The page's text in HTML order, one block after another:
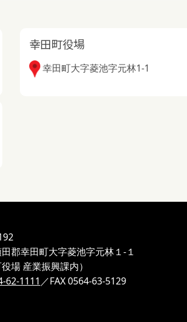
幸田町役場
幸田町大字菱池字元林1-1
郡幸田町大字菱池字元林１-１
役場 産業振興課内）
62-1111 ／FAX 0564-63-5129